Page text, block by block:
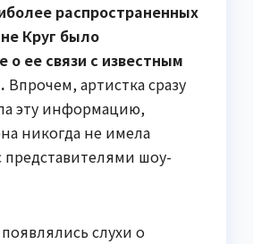
распространенных
Круг было
о ее связи с известным
Впрочем, артистка сразу
эту информацию,
никогда не имела
шоу-
слухи о